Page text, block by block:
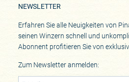
NEWSLETTER
Erfahren Sie alle Neuigkeiten von
seinen Winzern schnell und
Abonnent profitieren Sie von
Zum Newsletter anmelden: